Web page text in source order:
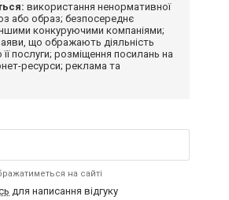
використання ненормативної
або образ; безпосереднє
конкуруючими компаніями;
що ображають діяльність
її послуги; розміщення посилань на
ресурси; реклама та
на сайті
для написання відгуку